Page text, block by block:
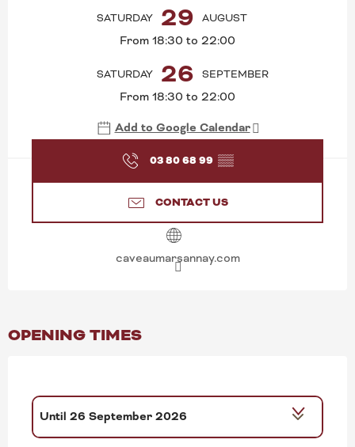
SATURDAY 29 AUGUST
From 18:30 to 22:00
SATURDAY 26 SEPTEMBER
From 18:30 to 22:00
Add to Google Calendar
03 80 68 99 ▒▒
CONTACT US
caveaumarsannay.com
OPENING TIMES
Until 26 September 2026